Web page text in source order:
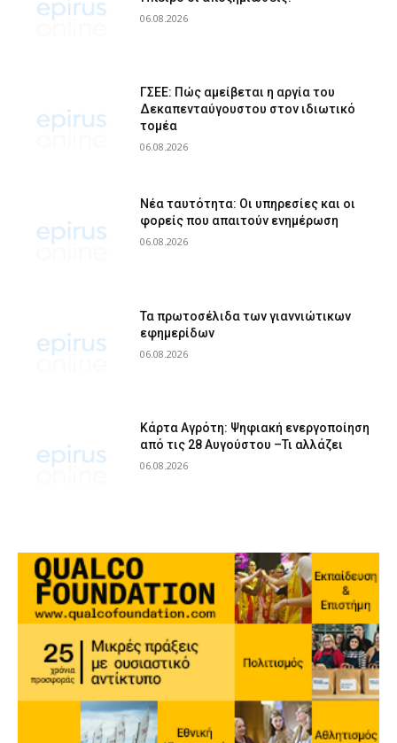
06.08.2026
ΓΣΕΕ: Πώς αμείβεται η αργία του
Δεκαπενταύγουστου στον ιδιωτικό
τομέα
06.08.2026
Νέα ταυτότητα: Οι υπηρεσίες και οι
φορείς που απαιτούν ενημέρωση
06.08.2026
Τα πρωτοσέλιδα των γιαννιώτικων
εφημερίδων
06.08.2026
Κάρτα Αγρότη: Ψηφιακή ενεργοποίηση
από τις 28 Αυγούστου –Τι αλλάζει
06.08.2026